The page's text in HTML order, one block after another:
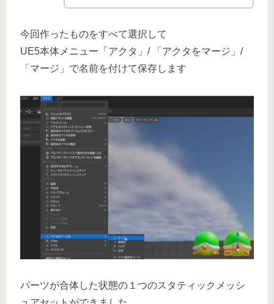
今回作ったものをすべて選択して
UE5本体メニュー「アクタ」/ 「アクタをマージ」/
「マージ」で名前を付けて保存します
パーツが合体した状態の１つのスタティックメッシ